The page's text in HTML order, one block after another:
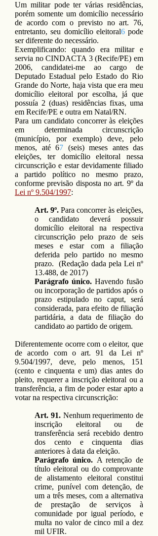
Um militar pode ter várias residências,
porém somente um domicílio necessário
de acordo com o previsto no art. 76,
entretanto, seu domicílio eleitoral6pode
ser diferente do necessário.
Exemplificando: quando era militar e
servia no CINDACTA 3 (Recife/PE) em
2006, candidatei-me ao cargo de
Deputado Estadual pelo Estado do Rio
Grande do Norte, haja vista que era meu
domicílio eleitoral por escolha, já que
possuía 2 (duas) residências fixas, uma
em Recife/PE e outra em Natal/RN.
Para um candidato concorrer às eleições
em determinada circunscrição
(município, por exemplo) deve, pelo
menos, até 67 (seis) meses antes das
eleições, ter domicílio eleitoral nessa
circunscrição e estar devidamente filiado
a partido político no mesmo prazo,
conforme previsão disposta no art. 9º da
Lei nº 9.504/1997:
Art. 9º. Para concorrer às eleições,
o candidato deverá possuir
domicílio eleitoral na respectiva
circunscrição pelo prazo de seis
meses e estar com a filiação
deferida pelo partido no mesmo
prazo. (Redação dada pela Lei nº
13.488, de 2017)
Parágrafo único. Havendo fusão
ou incorporação de partidos após o
prazo estipulado no caput, será
considerada, para efeito de filiação
partidária, a data de filiação do
candidato ao partido de origem.
Diferentemente ocorre com o eleitor, que
de acordo com o art. 91 da Lei nº
9.504/1997, deve, pelo menos, 151
(cento e cinquenta e um) dias antes do
pleito, requerer a inscrição eleitoral ou a
transferência, a fim de poder estar apto a
votar na respectiva circunscrição:
Art. 91.Nenhum requerimento de
inscrição eleitoral ou de
transferência será recebido dentro
dos cento e cinquenta dias
anteriores à data da eleição.
Parágrafo único. A retenção de
título eleitoral ou do comprovante
de alistamento eleitoral constitui
crime, punível com detenção, de
um a três meses, com a alternativa
de prestação de serviços à
comunidade por igual período, e
multa no valor de cinco mil a dez
mil UFIR.